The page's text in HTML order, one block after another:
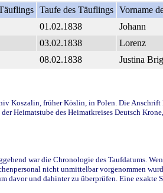
Taufe des Täuflings Vorname
01.02.1838 Johann
03.02.1838 Lorenz
08.02.1838 Justina
Koszalin, früher Köslin, in Polen. Die
Heimatstube des Heimatkreises Deutsch
war die Chronologie des Taufdatums.
nicht unmittelbar vorgenommen
und dahinter zu überprüfen. Eine